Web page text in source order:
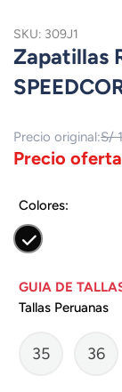
SKU: 309J1
Zapatillas
Precio original:S/
Precio
Colores:
GUIA DE
Tallas Peruanas
35 36